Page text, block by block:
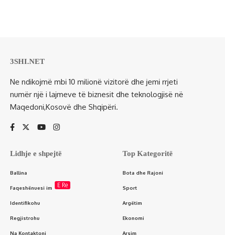
3SHI.NET
Ne ndikojmë mbi 10 milionë vizitorë dhe jemi rrjeti
numër një i lajmeve të biznesit dhe teknologjisë në
Maqedoni,Kosovë dhe Shqipëri.
Lidhje e shpejtë
Ballina
Faqeshënuesi im E Re
Identifikohu
Regjistrohu
Na Kontaktoni
Top Kategoritë
Bota dhe Rajoni
Sport
Argëtim
Ekonomi
Arsim